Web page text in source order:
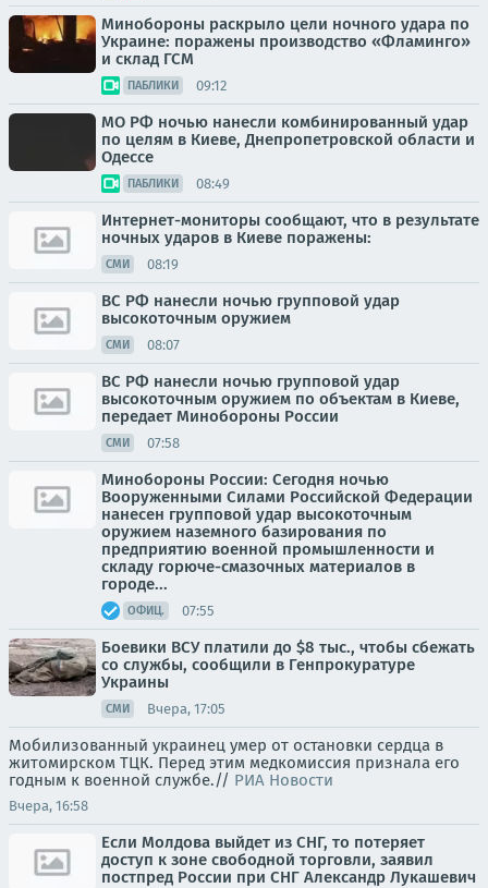
Минобороны раскрыло цели ночного удара по
Украине: поражены производство «Фламинго»
и склад ГСМ
ПАБЛИКИ 09:12
МО РФ ночью нанесли комбинированный удар
по целям в Киеве, Днепропетровской области и
Одессе
ПАБЛИКИ 08:49
Интернет-мониторы сообщают, что в результате
ночных ударов в Киеве поражены:
СМИ 08:19
ВС РФ нанесли ночью групповой удар
высокоточным оружием
СМИ 08:07
ВС РФ нанесли ночью групповой удар
высокоточным оружием по объектам в Киеве,
передает Минобороны России
СМИ 07:58
Минобороны России: Сегодня ночью
Вооруженными Силами Российской Федерации
нанесен групповой удар высокоточным
оружием наземного базирования по
предприятию военной промышленности и
складу горюче-смазочных материалов в
городе...
ОФИЦ. 07:55
Боевики ВСУ платили до $8 тыс., чтобы сбежать
со службы, сообщили в Генпрокуратуре
Украины
СМИ Вчера, 17:05
Мобилизованный украинец умер от остановки сердца в
житомирском ТЦК. Перед этим медкомиссия признала его
годным к военной службе.// РИА Новости
Вчера, 16:58
Если Молдова выйдет из СНГ, то потеряет
доступ к зоне свободной торговли, заявил
постпред России при СНГ Александр Лукашевич